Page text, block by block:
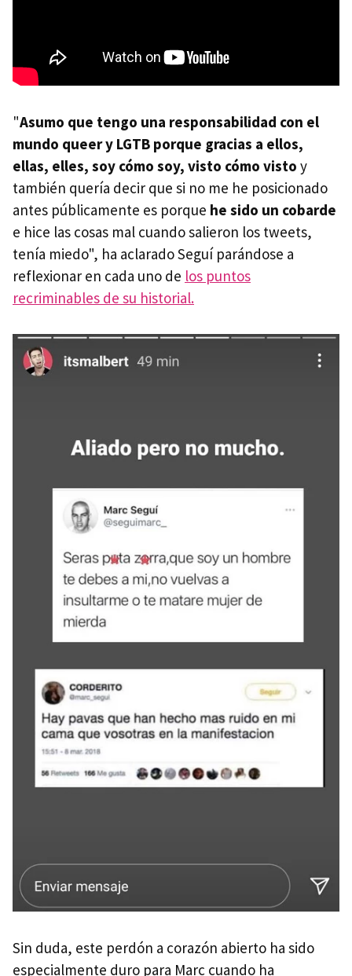
"Asumo que tengo una responsabilidad con el
mundo queer y LGTB porque gracias a ellos,
ellas, elles, soy cómo soy, visto cómo visto y
también quería decir que si no me he posicionado
antes públicamente es porque he sido un cobarde
e hice las cosas mal cuando salieron los tweets,
tenía miedo", ha aclarado Seguí parándose a
reflexionar en cada uno de los puntos
recriminables de su historial.
Sin duda, este perdón a corazón abierto ha sido
especialmente duro para Marc cuando ha